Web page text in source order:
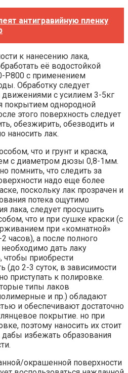
антигравийную пленку
к нанесению лака,
её водостойкой
Р800 с применением
Обработку следует
с усилием 3-5кг
покрытием однородной
этого поверхность следует
обезжирить, обезводить и
наносить лак.
что и грунт и краска,
с диаметром дюзы 0,8-1мм.
помнить, что следить за
надо еще более
поскольку лак прозрачен и
потека ощутимо
лака, следует просушить
что и при сушке краски (с
при «комнатной»
часов), а после полного
дать лаку
чтобы приобрести
(до 2-3 суток, в зависимости
приступать к полировке.
типы лаков
и пр.) обладают
и обеспечивают достаточно
покрытие. но при
поэтому наносить их стоит
избежать образования
окрашенной поверхности